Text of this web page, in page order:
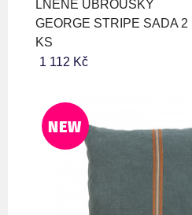
LNĚNÉ UBROUSKY
GEORGE STRIPE SADA 2
KS
1 112 Kč
NEW